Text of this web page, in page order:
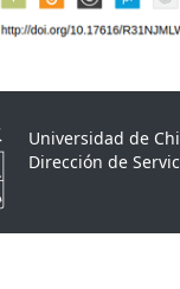
Universidad de
Dirección de